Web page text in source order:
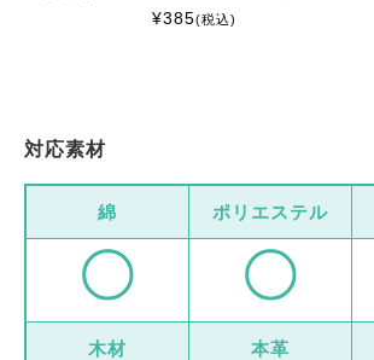
¥385(税込)
対応素材
綿 ポリエステル
木材 本革